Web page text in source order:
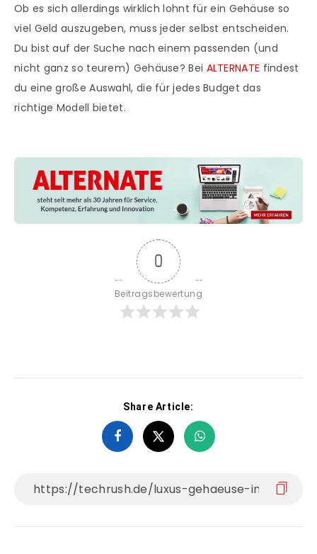
Ob es sich allerdings wirklich lohnt für ein Gehäuse so
viel Geld auszugeben, muss jeder selbst entscheiden.
Du bist auf der Suche nach einem passenden (und
nicht ganz so teurem) Gehäuse? Bei ALTERNATE findest
du eine große Auswahl, die für jedes Budget das
richtige Modell bietet.
0
Beitragsbewertung
Share Article: